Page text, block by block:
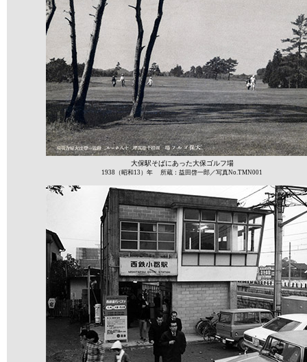
大保駅そばにあった大保ゴルフ場
1938（昭和13）年 所蔵：益田啓一郎／写真No.TMN001